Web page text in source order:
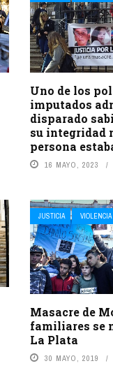
Uno de los
imputados
disparado
su integridad
persona
16 MAYO, 2023
JUSTICIA
Masacre de
familiares se
La Plata
30 MAYO, 2019